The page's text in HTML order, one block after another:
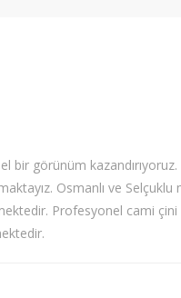
bir görünüm
Osmanlı ve
Profesyonel cami çini